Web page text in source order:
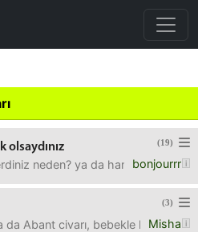
(19)
olsaydınız
bonjourrr
neden? ya da hangi eyalette
(3)
Misha
da Abant civarı, bebekle